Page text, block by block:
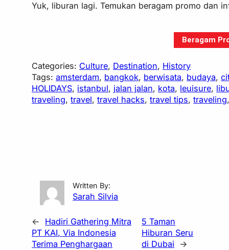
Yuk, liburan lagi. Temukan beragam promo dan
Beragam
Categories: Culture, Destination, History
Tags:amsterdam, bangkok, berwisata, budaya,
HOLIDAYS, istanbul, jalan jalan, kota, leuisure,
traveling, travel, travel hacks, travel tips, traveling
Written By:
Sarah Silvia
←
Hadiri Gathering Mitra
PT KAI, Via Indonesia
Terima Penghargaan
5 Taman
Hiburan Seru
di Dubai
→